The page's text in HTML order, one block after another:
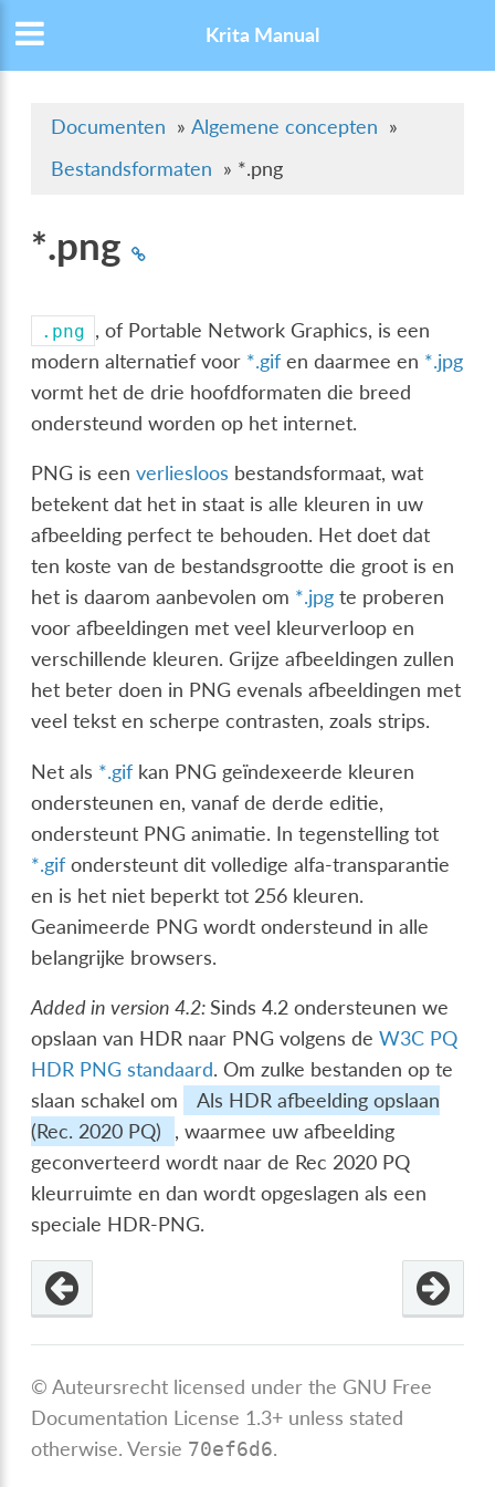
Krita Manual
Documenten » Algemene concepten »
Bestandsformaten » *.png
*.png
.png , of Portable Network Graphics, is een
modern alternatief voor *.gif en daarmee en *.jpg
vormt het de drie hoofdformaten die breed
ondersteund worden op het internet.
PNG is eenverliesloos bestandsformaat, wat
betekent dat het in staat is alle kleuren in uw
afbeelding perfect te behouden. Het doet dat
ten koste van de bestandsgrootte die groot is en
het is daarom aanbevolen om *.jpg te proberen
voor afbeeldingen met veel kleurverloop en
verschillende kleuren. Grijze afbeeldingen zullen
het beter doen in PNG evenals afbeeldingen met
veel tekst en scherpe contrasten, zoals strips.
Net als *.gif kan PNG geïndexeerde kleuren
ondersteunen en, vanaf de derde editie,
ondersteunt PNG animatie. In tegenstelling tot
*.gif ondersteunt dit volledige alfa-transparantie
en is het niet beperkt tot 256 kleuren.
Geanimeerde PNG wordt ondersteund in alle
belangrijke browsers.
Added in version 4.2:Sinds 4.2 ondersteunen we
opslaan van HDR naar PNG volgens deW3C PQ
HDR PNG standaard. Om zulke bestanden op te
slaan schakel om
Als HDR afbeelding opslaan
(Rec. 2020 PQ)
, waarmee uw afbeelding
geconverteerd wordt naar de Rec 2020 PQ
kleurruimte en dan wordt opgeslagen als een
speciale HDR-PNG.
© Auteursrecht licensed under the GNU Free
Documentation License 1.3+ unless stated
otherwise.Versie 70ef6d6.